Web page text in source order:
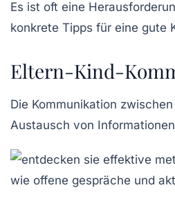
Es ist oft eine
konkrete Tipps für eine gute
Eltern-Kind-
Die Kommunikation
Austausch von